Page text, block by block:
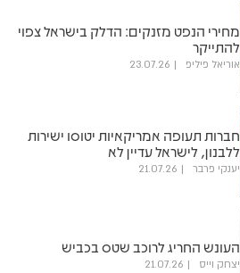
מחירי הנפט מזנקים: הדלק בישראל צפוי
להתייקר
אוריאל פיליפ 23.07.26
חברות תעופה אמריקאיות יטוסו ישירות
ללבנון, לישראל עדיין לא
יענקי פרבר 21.07.26
העונש החריג לרוכב שטס בכביש
יצחק וייס 21.07.26